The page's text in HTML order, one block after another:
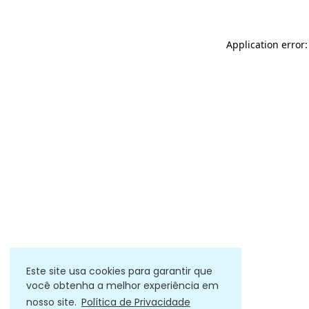
Este site usa cookies para garantir que
você obtenha a melhor experiência em
nosso site. Política de Privacidade
Application